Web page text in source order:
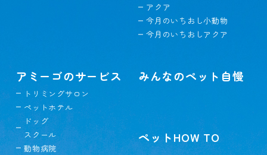
アクア
今月のいちおし小動物
今月のいちおしアクア
アミーゴのサービス
トリミングサロン
ペットホテル
ドッグ
スクール
動物病院
みんなのペット自慢
ペットHOW TO